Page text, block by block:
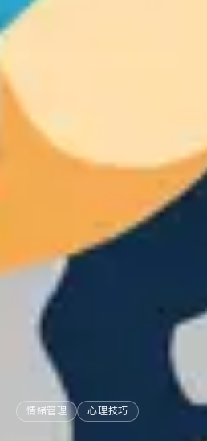
情緒管理 心理技巧